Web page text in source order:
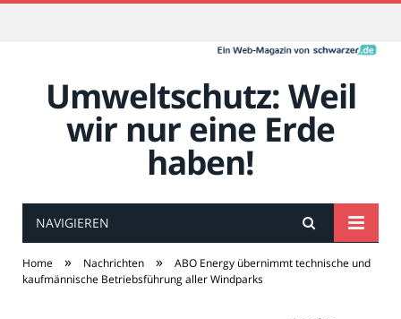
Umweltschutz: Weil
wir nur eine Erde
haben!
NAVIGIEREN
Home » Nachrichten »
ABO Energy übernimmt technische und
kaufmännische Betriebsführung aller Windparks